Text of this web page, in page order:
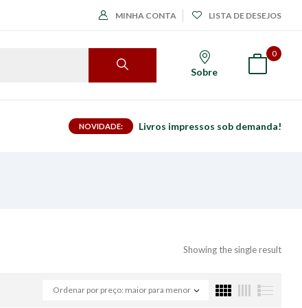
MINHA CONTA LISTA DE DESEJOS
Sobre
0
NOVIDADE: Livros impressos sob demanda!
Showing the single result
Ordenar por preço: maior para menor